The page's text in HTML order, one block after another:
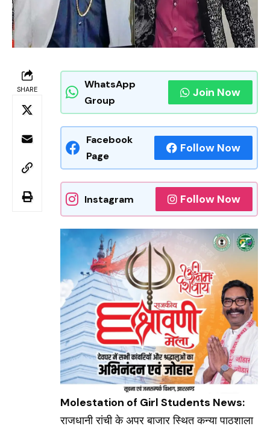
SHARE
WhatsApp
Group
Join Now
Facebook
Page
Follow Now
Instagram Follow Now
Molestation of Girl Students News:
राजधानी रांची के अपर बाजार स्थित कन्या पाठशाला